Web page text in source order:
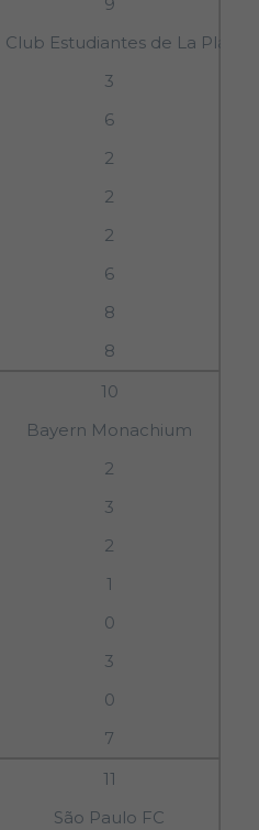
Club Estudiantes de La Plata
3
6
2
2
2
6
8
8
10
Bayern Monachium
2
3
2
1
0
3
0
7
11
São Paulo FC